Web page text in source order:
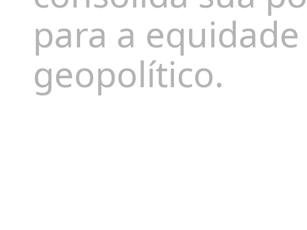
para a
geopolítico.